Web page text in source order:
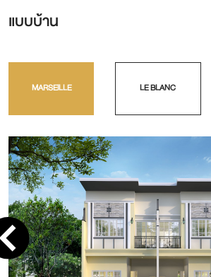
แบบบ้าน
MARSEILLE LE BLANC